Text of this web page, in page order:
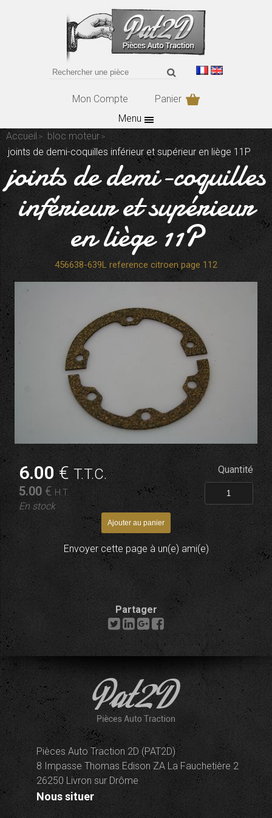
Mon Compte
Panier
Menu
Accueil
bloc moteur
joints de demi-coquilles inférieur et supérieur en liège 11P
joints de demi-coquilles
inférieur et supérieur
en liège 11P
456638-639L reference citroen page 112
6.00€T.T.C.
5.00 €H.T.
En stock
Quantité
Envoyer cette page à un(e) ami(e)
Partager
Pièces Auto Traction 2D (PAT2D)
8 Impasse Thomas Edison ZA La Fauchetière 2
26250 Livron sur Drôme
Nous situer